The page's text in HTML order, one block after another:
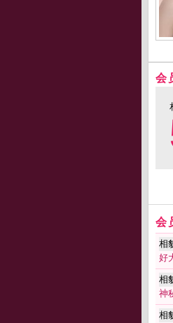
会
会
相
好
相
神
相